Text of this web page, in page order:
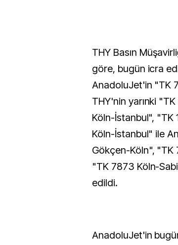
THY Basın
göre, bugün icra
AnadoluJet'in "TK
THY'nin yarınki
Köln-İstanbul", "TK
Köln-İstanbul" ile
Gökçen-Köln", "TK
"TK 7873 Köln-
edildi.
AnadoluJet'in